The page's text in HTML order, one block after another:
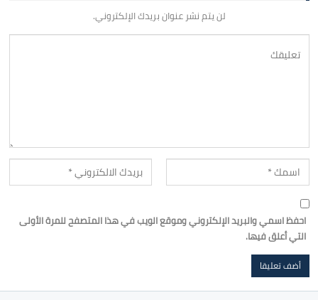
لن يتم نشر عنوان بريدك الإلكتروني.
احفظ اسمي والبريد الإلكتروني وموقع الويب في هذا المتصفح للمرة الأولى
التي أعلق فيها.